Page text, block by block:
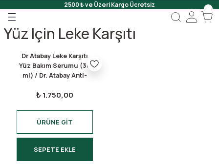
2500 ₺ ve Üzeri Kargo Ücretsiz
Geri Dön
Geri Dön
Geri Dön
Yüz Için Leke Karşıtı
Dr Atabay Leke Karşıtı
Yüz Bakım Serumu (30
ml) / Dr. Atabay Anti-
(30 ml)
₺ 1.750,00
ÜRÜNE GİT
SEPETE EKLE